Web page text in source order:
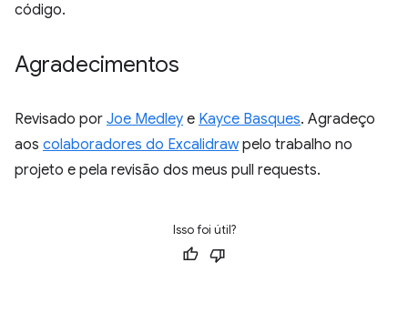
código.
Agradecimentos
Revisado por Joe Medley e Kayce Basques. Agradeço
aos colaboradores do Excalidrawpelo trabalho no
projeto e pela revisão dos meus pull requests.
Isso foi útil?